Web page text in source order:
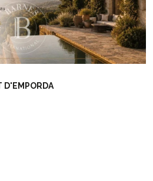
D'EMPORDA